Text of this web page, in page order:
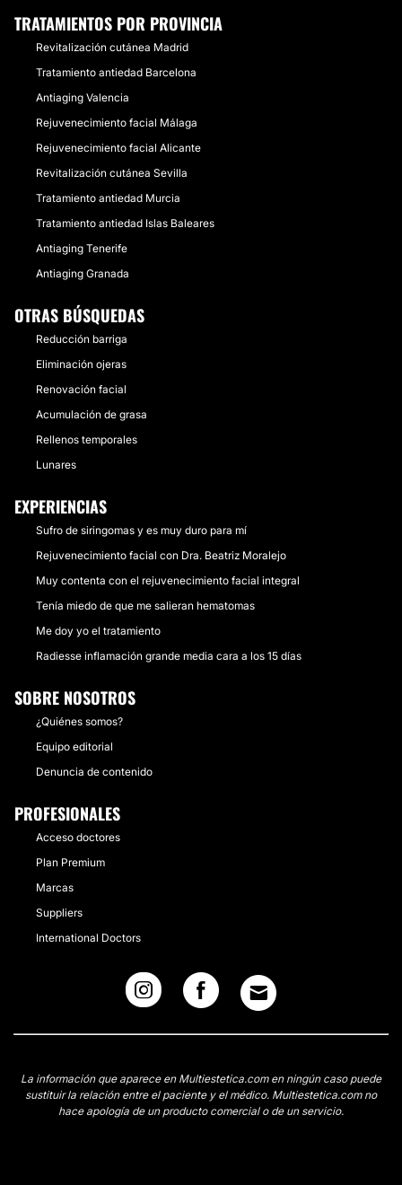
TRATAMIENTOS POR PROVINCIA
Revitalización cutánea Madrid
Tratamiento antiedad Barcelona
Antiaging Valencia
Rejuvenecimiento facial Málaga
Rejuvenecimiento facial Alicante
Revitalización cutánea Sevilla
Tratamiento antiedad Murcia
Tratamiento antiedad Islas Baleares
Antiaging Tenerife
Antiaging Granada
OTRAS BÚSQUEDAS
Reducción barriga
Eliminación ojeras
Renovación facial
Acumulación de grasa
Rellenos temporales
Lunares
EXPERIENCIAS
Sufro de siringomas y es muy duro para mí
Rejuvenecimiento facial con Dra. Beatriz Moralejo
Muy contenta con el rejuvenecimiento facial integral
Tenía miedo de que me salieran hematomas
Me doy yo el tratamiento
Radiesse inflamación grande media cara a los 15 días
SOBRE NOSOTROS
¿Quiénes somos?
Equipo editorial
Denuncia de contenido
PROFESIONALES
Acceso doctores
Plan Premium
Marcas
Suppliers
International Doctors
La información que aparece en Multiestetica.com en ningún caso puede
sustituir la relación entre el paciente y el médico. Multiestetica.com no
hace apología de un producto comercial o de un servicio.